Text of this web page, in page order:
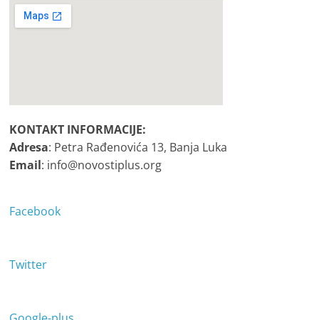
KONTAKT INFORMACIJE:
Adresa: Petra Rađenovića 13, Banja Luka
Email: info@novostiplus.org
Facebook
Twitter